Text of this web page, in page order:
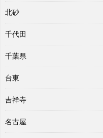
北砂
千代田
千葉県
台東
吉祥寺
名古屋